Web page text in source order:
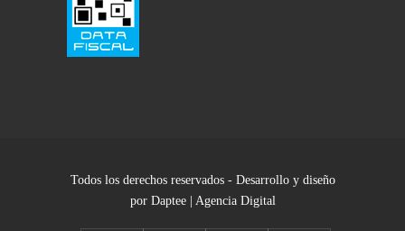
Todos los derechos reservados - Desarrollo y diseño
por Daptee | Agencia Digital